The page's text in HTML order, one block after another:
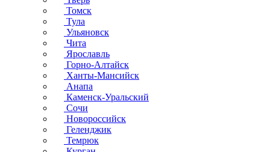
Томск
Тула
Ульяновск
Чита
Ярославль
Горно-Алтайск
Ханты-Мансийск
Анапа
Каменск-Уральский
Сочи
Новороссийск
Геленджик
Темрюк